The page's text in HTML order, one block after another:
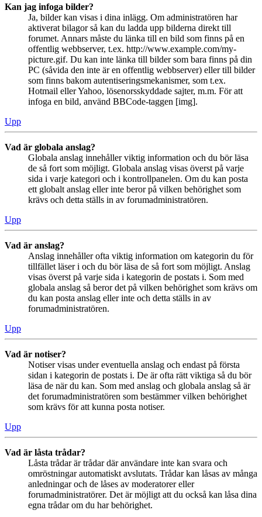
Kan jag infoga bilder?
Ja, bilder kan visas i dina inlägg. Om administratören har
aktiverat bilagor så kan du ladda upp bilderna direkt till
forumet. Annars måste du länka till en bild som finns på en
offentlig webbserver, t.ex. http://www.example.com/my-
picture.gif. Du kan inte länka till bilder som bara finns på din
PC (såvida den inte är en offentlig webbserver) eller till bilder
som finns bakom autentiseringsmekanismer, som t.ex.
Hotmail eller Yahoo, lösenorsskyddade sajter, m.m. För att
infoga en bild, använd BBCode-taggen [img].
Upp
Vad är globala anslag?
Globala anslag innehåller viktig information och du bör läsa
de så fort som möjligt. Globala anslag visas överst på varje
sida i varje kategori och i kontrollpanelen. Om du kan posta
ett globalt anslag eller inte beror på vilken behörighet som
krävs och detta ställs in av forumadministratören.
Upp
Vad är anslag?
Anslag innehåller ofta viktig information om kategorin du för
tillfället läser i och du bör läsa de så fort som möjligt. Anslag
visas överst på varje sida i kategorin de postats i. Som med
globala anslag så beror det på vilken behörighet som krävs om
du kan posta anslag eller inte och detta ställs in av
forumadministratören.
Upp
Vad är notiser?
Notiser visas under eventuella anslag och endast på första
sidan i kategorin de postats i. De är ofta rätt viktiga så du bör
läsa de när du kan. Som med anslag och globala anslag så är
det forumadministratören som bestämmer vilken behörighet
som krävs för att kunna posta notiser.
Upp
Vad är låsta trådar?
Låsta trådar är trådar där användare inte kan svara och
omröstningar automatiskt avslutats. Trådar kan låsas av många
anledningar och de låses av moderatorer eller
forumadministratörer. Det är möjligt att du också kan låsa dina
egna trådar om du har behörighet.